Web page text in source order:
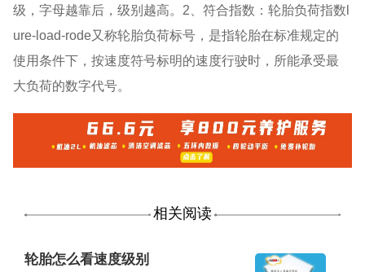
级，字母越靠后，级别越高。2、符合指数：轮胎负荷指数l
ure-load-rode又称轮胎负荷标号，是指轮胎在标准规定的
使用条件下，按速度符号标明的速度行驶时，所能承受最
大负荷的数字代号。
相关阅读
轮胎怎么看速度级别